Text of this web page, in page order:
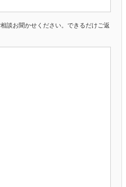
お聞かせください。できるだけご返